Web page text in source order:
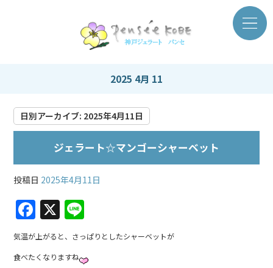
2025 4月 11
日別アーカイブ: 2025年4月11日
ジェラート☆マンゴーシャーベット
投稿日 2025年4月11日
F
a
c
X
n
e
気温が上がると、さっぱりとしたシャーベットが
食べたくなりますね